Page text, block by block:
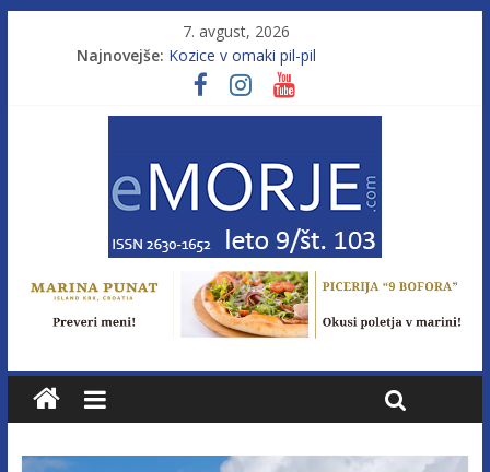
7. avgust, 2026
Najnovejše: Kozice v omaki pil-pil
Leto 9, št. 103; Licenca brez morja
Od morja do gorja 11